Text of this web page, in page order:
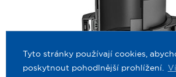
Tyto stránky používají cookies,
poskytnout pohodlnější prohlížení.